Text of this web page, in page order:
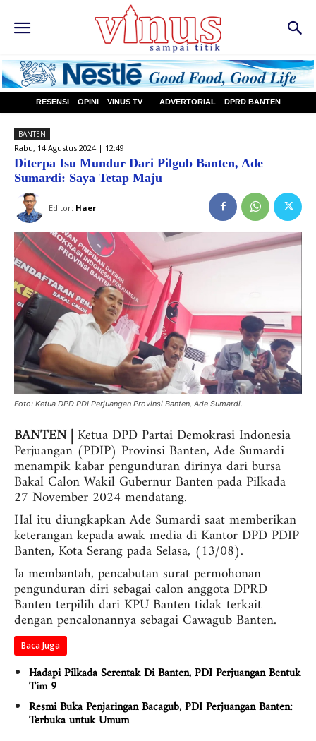
RESENSI OPINI VINUS TV ADVERTORIAL DPRD BANTEN
BANTEN
Rabu, 14 Agustus 2024 | 12:49
Diterpa Isu Mundur Dari Pilgub Banten, Ade
Sumardi: Saya Tetap Maju
Editor: Haer
Foto: Ketua DPD PDI Perjuangan Provinsi Banten, Ade Sumardi.
BANTEN | Ketua DPD Partai Demokrasi Indonesia
Perjuangan (PDIP) Provinsi Banten, Ade Sumardi
menampik kabar pengunduran dirinya dari bursa
Bakal Calon Wakil Gubernur Banten pada Pilkada
27 November 2024 mendatang.
Hal itu diungkapkan Ade Sumardi saat memberikan
keterangan kepada awak media di Kantor DPD PDIP
Banten, Kota Serang pada Selasa, (13/08).
Ia membantah, pencabutan surat permohonan
pengunduran diri sebagai calon anggota DPRD
Banten terpilih dari KPU Banten tidak terkait
dengan pencalonannya sebagai Cawagub Banten.
Baca Juga
Hadapi Pilkada Serentak Di Banten, PDI Perjuangan Bentuk
Tim 9
Resmi Buka Penjaringan Bacagub, PDI Perjuangan Banten:
Terbuka untuk Umum